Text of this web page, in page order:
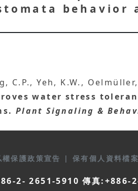
behavior
C.P., Yeh, K.W.,
water stress
Plant Signaling &
權保護政策宣告 | 保有個人資料檔
2- 2651-5910 傳真:+886-